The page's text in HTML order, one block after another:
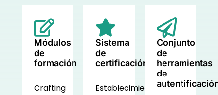
Módulos
de
formación
Crafting
Sistema
de
certificación
Establecimiento
Conjunto
de
herramientas
de